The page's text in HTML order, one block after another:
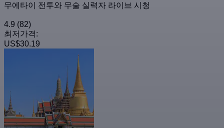
무에타이 전투와 무술 실력자 라이브 시청
4.9 (82)
최저가격:
US$30.19